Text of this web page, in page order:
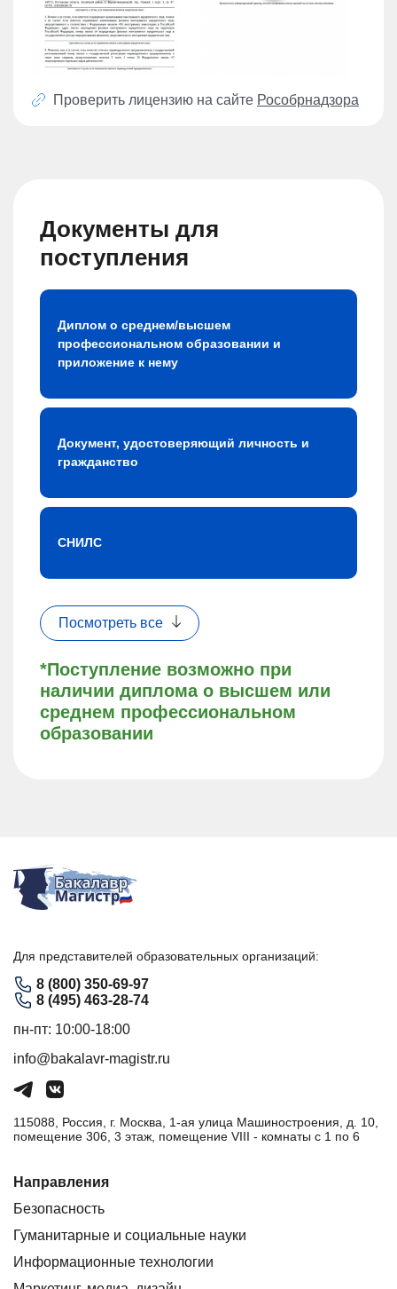
Проверить лицензию на сайте Рособрнадзора
Документы для
поступления
*Поступление возможно при
наличии диплома о высшем или
среднем профессиональном
образовании
Диплом о среднем/высшем
профессиональном образовании и
приложение к нему
Документ, удостоверяющий личность и
гражданство
СНИЛС
Посмотреть все
Для представителей образовательных организаций:
8 (800) 350-69-97
8 (495) 463-28-74
пн-пт: 10:00-18:00
info@bakalavr-magistr.ru
115088, Россия, г. Москва, 1-ая улица Машиностроения, д. 10,
помещение 306, 3 этаж, помещение VIII - комнаты с 1 по 6
Направления
Безопасность
Гуманитарные и социальные науки
Информационные технологии